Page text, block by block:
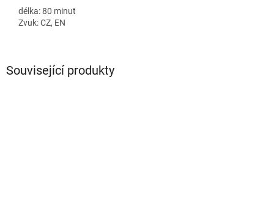
délka: 80 minut
Zvuk: CZ, EN
Související produkty